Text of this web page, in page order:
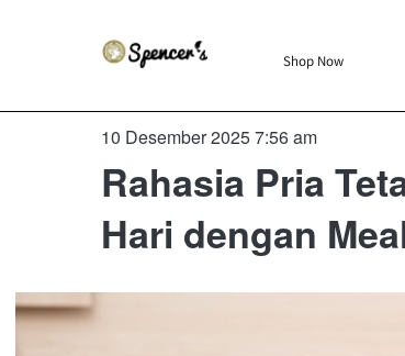
`
Shop Now
10 Desember 2025 7:56 am
Rahasia Pria
Hari dengan